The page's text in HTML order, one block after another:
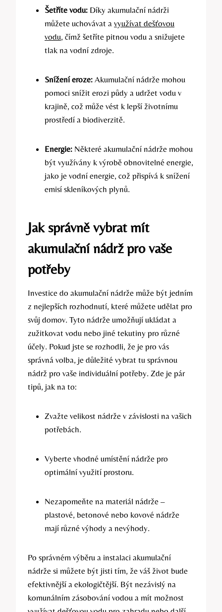
Šetříte vodu: Díky akumulační nádrži
můžete uchovávat a využívat dešťovou
vodu, čímž šetříte pitnou vodu a snižujete
tlak na vodní zdroje.
Snížení eroze: Akumulační nádrže mohou
pomoci snížit erozi půdy a udržet vodu v
krajině, což může vést k lepší životnímu
prostředí a biodiverzitě.
Energie: Některé akumulační nádrže mohou
být využívány k výrobě obnovitelné energie,
jako je vodní energie, což přispívá k snížení
emisí skleníkových plynů.
Jak správně vybrat mít
akumulační nádrž pro vaše
potřeby
Investice do akumulační nádrže může být jedním
z nejlepších rozhodnutí, které můžete udělat pro
svůj domov. Tyto nádrže umožňují ukládat a
zužitkovat vodu nebo jiné tekutiny pro různé
účely. Pokud jste se rozhodli, že je pro vás
správná volba, je důležité vybrat tu správnou
nádrž pro vaše individuální potřeby. Zde je pár
tipů, jak na to:
Zvažte velikost nádrže v závislosti na vašich
potřebách.
Vyberte vhodné umístění nádrže pro
optimální využití prostoru.
Nezapomeňte na materiál nádrže –
plastové, betonové nebo kovové nádrže
mají různé výhody a nevýhody.
Po správném výběru a instalaci akumulační
nádrže si můžete být jisti tím, že váš život bude
efektivnější a ekologičtější. Být nezávislý na
komunálním zásobování vodou a mít možnost